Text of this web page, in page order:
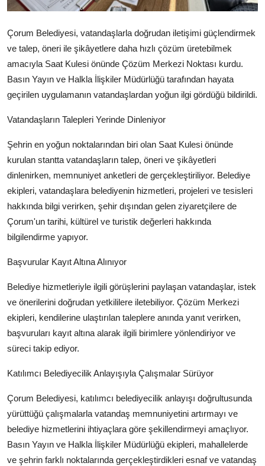
Sivil Toplum Kuruluşları
Kamu Kurumları ve Üst Kurullar
Çorum Belediyesi, vatandaşlarla doğrudan iletişimi güçlendirmek
ve talep, öneri ile şikâyetlere daha hızlı çözüm üretebilmek
amacıyla Saat Kulesi önünde Çözüm Merkezi Noktası kurdu.
Basın Yayın ve Halkla İlişkiler Müdürlüğü tarafından hayata
geçirilen uygulamanın vatandaşlardan yoğun ilgi gördüğü bildirildi.
Vatandaşların Talepleri Yerinde Dinleniyor
Şehrin en yoğun noktalarından biri olan Saat Kulesi önünde
kurulan stantta vatandaşların talep, öneri ve şikâyetleri
dinlenirken, memnuniyet anketleri de gerçekleştiriliyor. Belediye
ekipleri, vatandaşlara belediyenin hizmetleri, projeleri ve tesisleri
hakkında bilgi verirken, şehir dışından gelen ziyaretçilere de
Çorum'un tarihi, kültürel ve turistik değerleri hakkında
bilgilendirme yapıyor.
Başvurular Kayıt Altına Alınıyor
Belediye hizmetleriyle ilgili görüşlerini paylaşan vatandaşlar, istek
ve önerilerini doğrudan yetkililere iletebiliyor. Çözüm Merkezi
ekipleri, kendilerine ulaştırılan taleplere anında yanıt verirken,
başvuruları kayıt altına alarak ilgili birimlere yönlendiriyor ve
süreci takip ediyor.
Katılımcı Belediyecilik Anlayışıyla Çalışmalar Sürüyor
Çorum Belediyesi, katılımcı belediyecilik anlayışı doğrultusunda
yürüttüğü çalışmalarla vatandaş memnuniyetini artırmayı ve
belediye hizmetlerini ihtiyaçlara göre şekillendirmeyi amaçlıyor.
Basın Yayın ve Halkla İlişkiler Müdürlüğü ekipleri, mahallelerde
ve şehrin farklı noktalarında gerçekleştirdikleri esnaf ve vatandaş